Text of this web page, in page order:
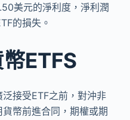
美元的淨利度，淨利潤
的損失。
ET​​FS
接受ETF之前，對沖非
幣前進合同，期權或期